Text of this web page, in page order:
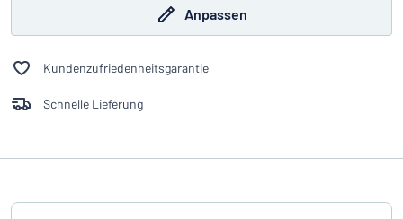
Anpassen
Kundenzufriedenheitsgarantie
Schnelle Lieferung